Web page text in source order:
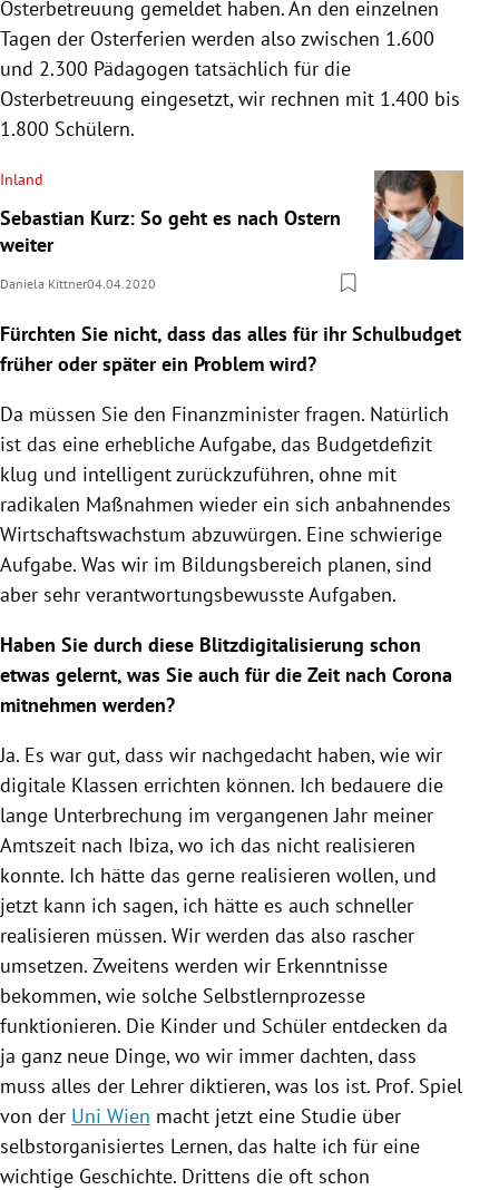
Osterbetreuung gemeldet haben. An den einzelnen
Tagen der Osterferien werden also zwischen 1.600
und 2.300 Pädagogen tatsächlich für die
Osterbetreuung eingesetzt, wir rechnen mit 1.400 bis
1.800 Schülern.
Inland
Sebastian Kurz: So geht es nach Ostern
weiter
Daniela Kittner04.04.2020
Fürchten Sie nicht, dass das alles für ihr Schulbudget
früher oder später ein Problem wird?
Da müssen Sie den Finanzminister fragen. Natürlich
ist das eine erhebliche Aufgabe, das Budgetdefizit
klug und intelligent zurückzuführen, ohne mit
radikalen Maßnahmen wieder ein sich anbahnendes
Wirtschaftswachstum abzuwürgen. Eine schwierige
Aufgabe. Was wir im Bildungsbereich planen, sind
aber sehr verantwortungsbewusste Aufgaben.
Haben Sie durch diese Blitzdigitalisierung schon
etwas gelernt, was Sie auch für die Zeit nach Corona
mitnehmen werden?
Ja. Es war gut, dass wir nachgedacht haben, wie wir
digitale Klassen errichten können. Ich bedauere die
lange Unterbrechung im vergangenen Jahr meiner
Amtszeit nach Ibiza, wo ich das nicht realisieren
konnte. Ich hätte das gerne realisieren wollen, und
jetzt kann ich sagen, ich hätte es auch schneller
realisieren müssen. Wir werden das also rascher
umsetzen. Zweitens werden wir Erkenntnisse
bekommen, wie solche Selbstlernprozesse
funktionieren. Die Kinder und Schüler entdecken da
ja ganz neue Dinge, wo wir immer dachten, dass
muss alles der Lehrer diktieren, was los ist. Prof. Spiel
von der Uni Wien macht jetzt eine Studie über
selbstorganisiertes Lernen, das halte ich für eine
wichtige Geschichte. Drittens die oft schon